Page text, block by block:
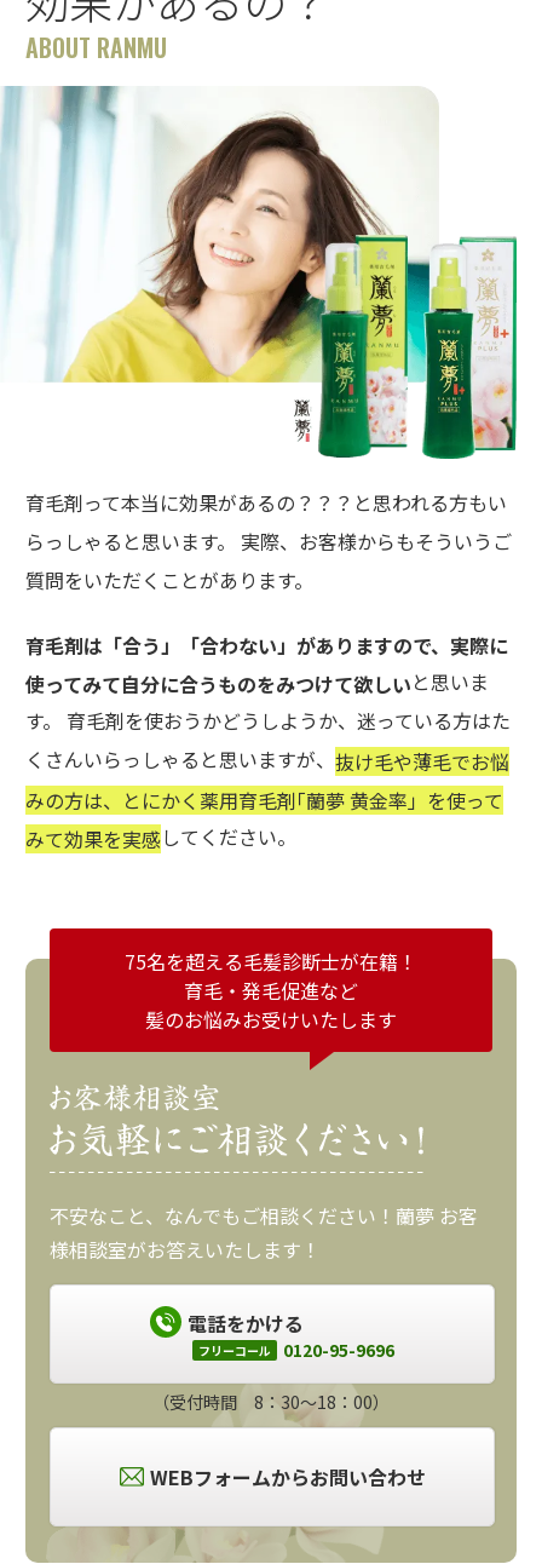
ABOUT RANMU
育毛剤って本当に効果があるの？？？と思われる方もい
らっしゃると思います。 実際、お客様からもそういうご
質問をいただくことがあります。
育毛剤は「合う」「合わない」がありますので、実際に
使ってみて自分に合うものをみつけて欲しいと思いま
す。 育毛剤を使おうかどうしようか、迷っている方はた
くさんいらっしゃると思いますが、 抜け毛や薄毛でお悩
みの方は、とにかく薬用育毛剤｢蘭夢 黄金率」を使って
みて効果を実感してください。
75名を超える毛髪診断士が在籍！
育毛・発毛促進など
髪のお悩みお受けいたします
不安なこと、なんでもご相談ください！蘭夢 お客
様相談室がお答えいたします！
電話をかける
フリーコール 0120-95-9696
（受付時間 8：30～18：00）
WEBフォームからお問い合わせ